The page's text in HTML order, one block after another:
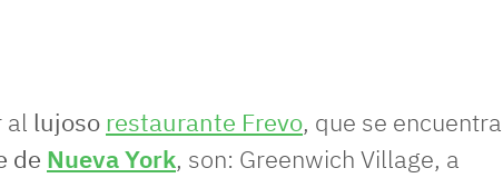
al lujoso restaurante Frevo, que se encuentra
de Nueva York, son: Greenwich Village, a